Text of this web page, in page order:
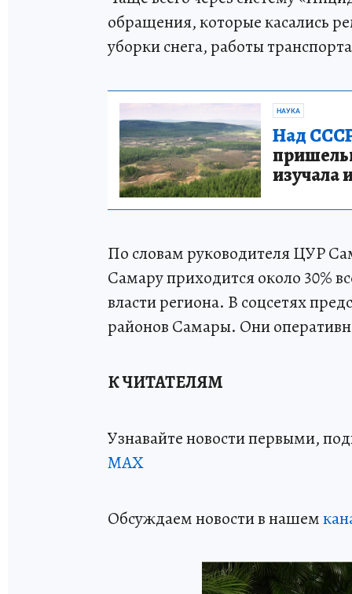
обращения, которые касались
уборки снега, работы
НАУКА
Над
изучала
По словам руководителя ЦУР
Самару приходится около 30%
власти региона. В соцсетях
районов Самары. Они
К ЧИТАТЕЛЯМ
Узнавайте новости первыми,
МАХ
Обсуждаем новости в нашем